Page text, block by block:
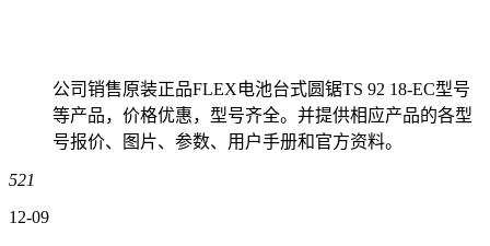
公司销售原装正品FLEX电池台式圆锯TS 92 18-EC型号
等产品，价格优惠，型号齐全。并提供相应产品的各型
号报价、图片、参数、用户手册和官方资料。
521
12-09